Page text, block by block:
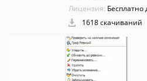
Лицензия: Бесплатно
1618 скачиваний